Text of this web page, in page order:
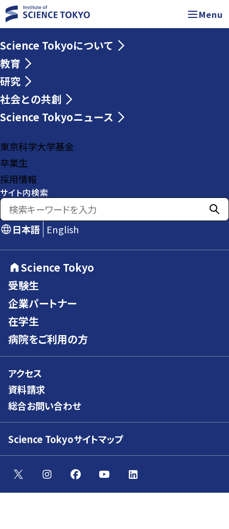
Menu
Science Tokyoについて
教育
研究
社会との共創
Science Tokyoニュース
東京科学大学基金
卒業生
採用情報
サイト内検索
日本語 English
Science Tokyo
受験生
企業パートナー
在学生
病院をご利用の方
アクセス
資料請求
総合お問い合わせ
Science Tokyoサイトマップ